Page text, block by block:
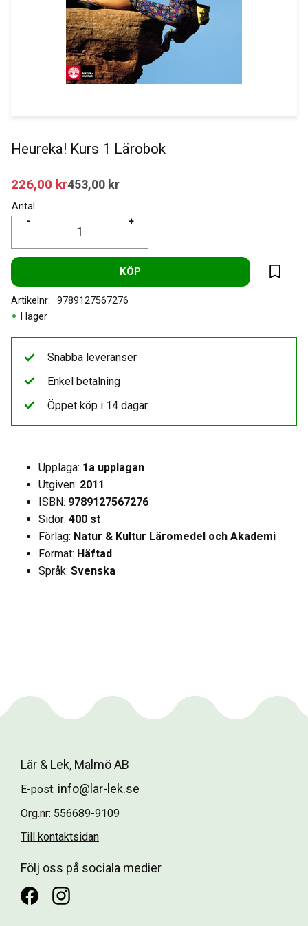
Heureka! Kurs 1 Lärobok
Nedsatt pris:
226,00 krOrdinarie pris:
453,00kr
Antal
+
-
KÖP
Lägg
I lager
Artikelnr 9789127567276
Upplaga: 1a upplagan
Utgiven: 2011
ISBN: 9789127567276
Sidor: 400 st
Förlag: Natur & Kultur Läromedel och Akademi
Format: Häftad
Språk: Svenska
Snabba leveranser
Enkel betalning
Öppet köp i 14 dagar
Lär & Lek, Malmö AB
E-post: info@lar-lek.se
Org.nr: 556689-9109
Till kontaktsidan
Följ oss på sociala medier